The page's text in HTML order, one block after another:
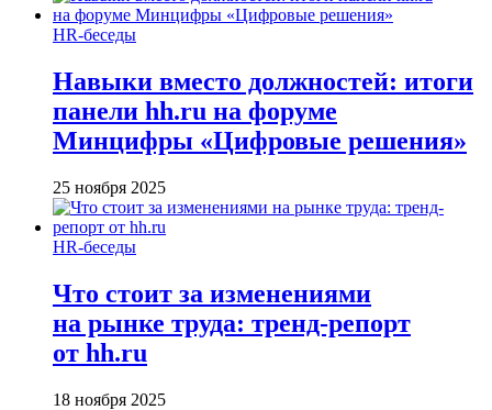
HR-беседы
Навыки вместо должностей: итоги
панели hh.ru на форуме
Минцифры «Цифровые решения»
25 ноября 2025
HR-беседы
Что стоит за изменениями
на рынке труда: тренд-репорт
от hh.ru
18 ноября 2025